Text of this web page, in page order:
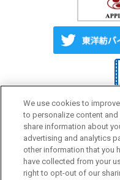
Label License
プライバシーポリシー
We use cookies to
to personalize content
share information about
advertising and analytics
other information that you
have collected from your
right to opt-out of our